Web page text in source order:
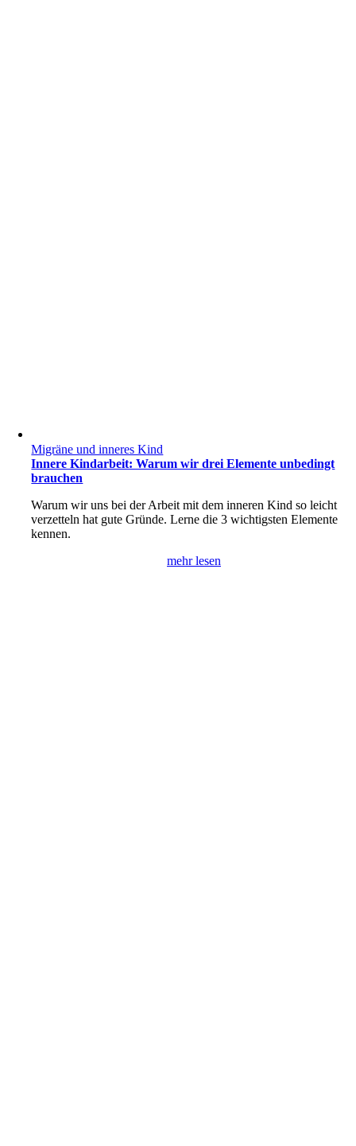
Migräne und inneres Kind
Innere Kindarbeit: Warum wir drei Elemente unbedingt
brauchen
Warum wir uns bei der Arbeit mit dem inneren Kind so leicht
verzetteln hat gute Gründe. Lerne die 3 wichtigsten Elemente
kennen.
mehr lesen